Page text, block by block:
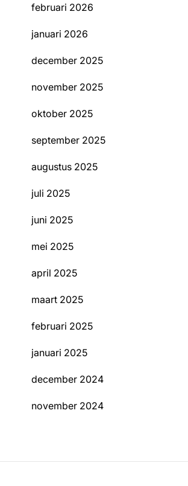
februari 2026
januari 2026
december 2025
november 2025
oktober 2025
september 2025
augustus 2025
juli 2025
juni 2025
mei 2025
april 2025
maart 2025
februari 2025
januari 2025
december 2024
november 2024